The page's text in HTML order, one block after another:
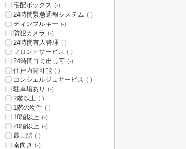
宅配ボックス (-)
24時間緊急通報システム (-)
ディンプルキー (-)
防犯カメラ (-)
24時間有人管理 (-)
フロントサービス (-)
24時間ゴミ出し可 (-)
住戸内覧可能 (-)
コンシェルジュサービス (-)
駐車場あり (-)
2階以上 (-)
1階の物件 (-)
10階以上 (-)
20階以上 (-)
最上階 (-)
南向き (-)